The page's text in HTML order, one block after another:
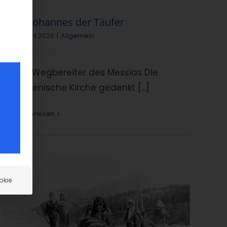
Hl. Johannes der Täufer
11. April 2026 Allgemein
Der Wegbereiter des Messias Die
Armenische Kirche gedenkt [...]
Weiterlesen